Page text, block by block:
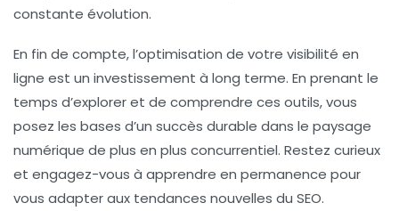
constante évolution.
En fin de compte, l’optimisation de votre visibilité en
ligne est un investissement à long terme. En prenant le
temps d’explorer et de comprendre ces outils, vous
posez les bases d’un succès durable dans le paysage
numérique de plus en plus concurrentiel. Restez curieux
et engagez-vous à apprendre en permanence pour
vous adapter aux tendances nouvelles du SEO.